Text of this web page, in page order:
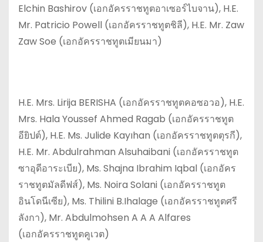
Elchin Bashirov (เอกอัครราชทูตอาเซอร์ไบจาน), H.E.
Mr. Patricio Powell (เอกอัครราชทูตชิลี), H.E. Mr. Zaw
Zaw Soe (เอกอัครราชทูตเมียนมา)
H.E. Mrs. Lirija BERISHA (เอกอัครราชทูตคอซอวอ), H.E.
Mrs. Hala Youssef Ahmed Ragab (เอกอัครราชทูต
อียิปต์), H.E. Ms. Julide Kayıhan (เอกอัครราชทูตตุรกี),
H.E. Mr. Abdulrahman Alsuhaibani (เอกอัครราชทูต
ซาอุดีอาระเบีย), Ms. Shajna Ibrahim Iqbal (เอกอัคร
ราชทูตมัลดีฟส์), Ms. Noira Solani (เอกอัครราชทูต
อินโดนีเซีย), Ms. Thilini B.Ihalage (เอกอัครราชทูตศรี
ลังกา), Mr. Abdulmohsen A A A Alfares
(เอกอัครราชทูตคูเวต)